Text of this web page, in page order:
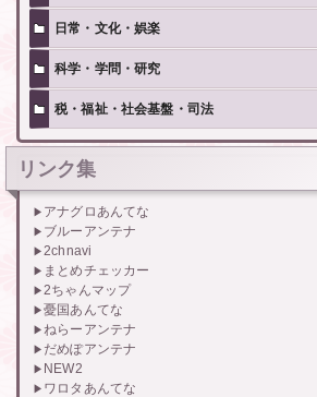
日常・文化・娯楽
科学・学問・研究
税・福祉・社会基盤・司法
リンク集
アナグロあんてな
ブルーアンテナ
2chnavi
まとめチェッカー
2ちゃんマップ
憂国あんてな
ねらーアンテナ
だめぽアンテナ
NEW2
ワロタあんてな